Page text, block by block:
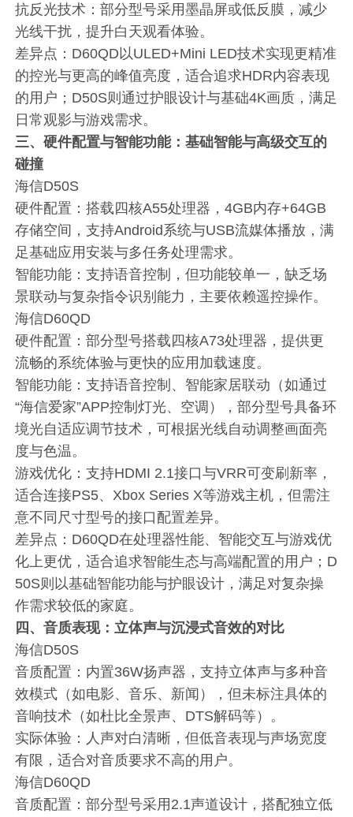
抗反光技术：部分型号采用墨晶屏或低反膜，减少
光线干扰，提升白天观看体验。
差异点：D60QD以ULED+Mini LED技术实现更精准
的控光与更高的峰值亮度，适合追求HDR内容表现
的用户；D50S则通过护眼设计与基础4K画质，满足
日常观影与游戏需求。
三、硬件配置与智能功能：基础智能与高级交互的
碰撞
海信D50S
硬件配置：搭载四核A55处理器，4GB内存+64GB
存储空间，支持Android系统与USB流媒体播放，满
足基础应用安装与多任务处理需求。
智能功能：支持语音控制，但功能较单一，缺乏场
景联动与复杂指令识别能力，主要依赖遥控操作。
海信D60QD
硬件配置：部分型号搭载四核A73处理器，提供更
流畅的系统体验与更快的应用加载速度。
智能功能：支持语音控制、智能家居联动（如通过
“海信爱家”APP控制灯光、空调），部分型号具备环
境光自适应调节技术，可根据光线自动调整画面亮
度与色温。
游戏优化：支持HDMI 2.1接口与VRR可变刷新率，
适合连接PS5、Xbox Series X等游戏主机，但需注
意不同尺寸型号的接口配置差异。
差异点：D60QD在处理器性能、智能交互与游戏优
化上更优，适合追求智能生态与高端配置的用户；D
50S则以基础智能功能与护眼设计，满足对复杂操
作需求较低的家庭。
四、音质表现：立体声与沉浸式音效的对比
海信D50S
音质配置：内置36W扬声器，支持立体声与多种音
效模式（如电影、音乐、新闻），但未标注具体的
音响技术（如杜比全景声、DTS解码等）。
实际体验：人声对白清晰，但低音表现与声场宽度
有限，适合对音质要求不高的用户。
海信D60QD
音质配置：部分型号采用2.1声道设计，搭配独立低